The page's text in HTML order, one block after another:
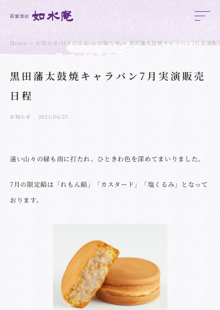
Home お知らせ/日々のこと お知らせ 黒田藩太鼓焼キャラバン7月実演販
黒田藩太鼓焼キャラバン7月実演販売
日程
お知らせ 2021/06/25
遠い山々の緑も雨に打たれ、ひときわ色を深めてまいりました。
7月の限定餡は「れもん餡」「カスタード」「塩くるみ」となって
おります。